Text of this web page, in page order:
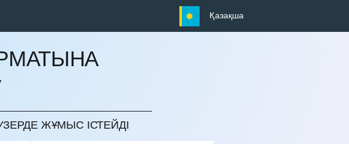
Қазақша
ЖҰМЫС ІСТЕЙДІ